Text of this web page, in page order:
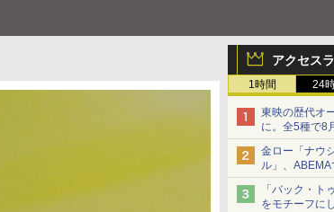
アクセス
1時間 24
東映の歴代オ
に。全5種で8
金ロー「ナウ
ル」、
など。夏の特
「バック・ト
をモチーフに